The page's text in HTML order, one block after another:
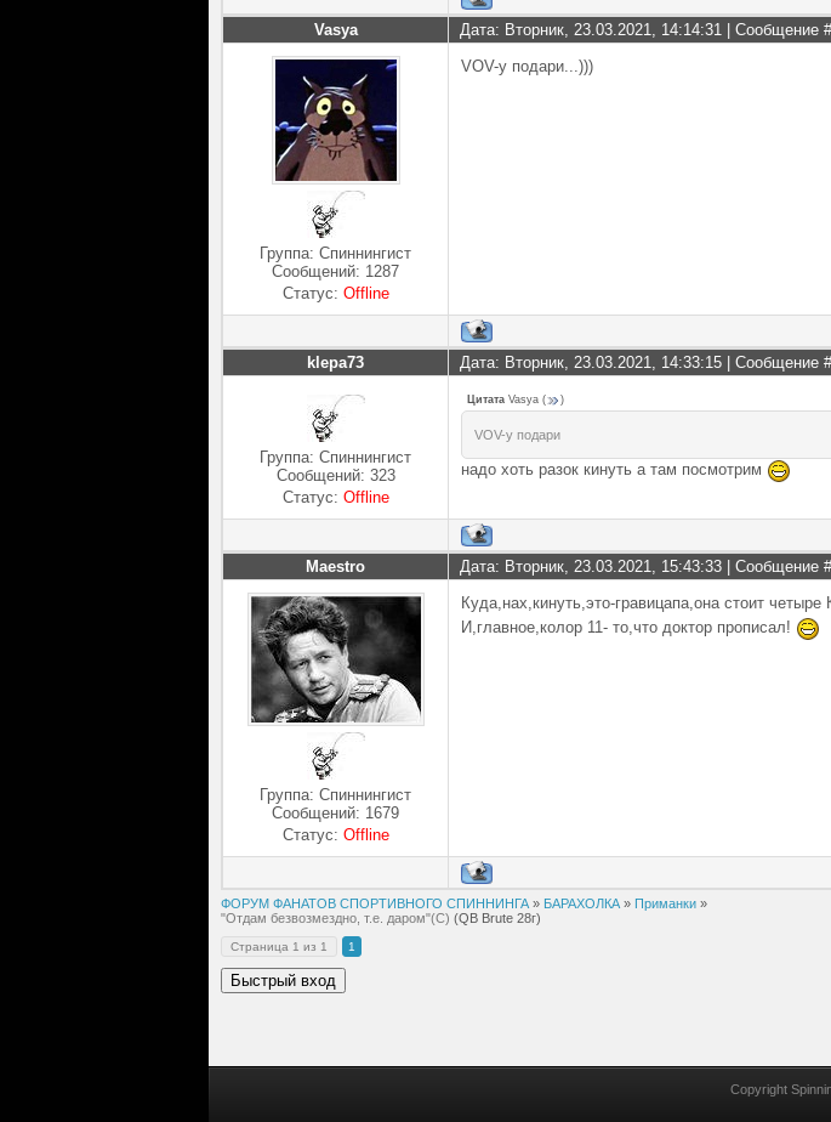
Vasya Дата: Вторник, 23.03.2021, 14:14:31 | Сообщение
Группа: Спиннингист
Сообщений: 1287
Статус: Offline
VOV-у подари...)))
klepa73 Дата: Вторник, 23.03.2021, 14:33:15 | Сообщение
Группа: Спиннингист
Сообщений: 323
Статус: Offline
Цитата Vasya ( )
VOV-у подари
надо хоть разок кинуть а там посмотрим
Maestro Дата: Вторник, 23.03.2021, 15:43:33 | Сообщение
Группа: Спиннингист
Сообщений: 1679
Статус: Offline
Куда,нах,кинуть,это-гравицапа,она стоит
И,главное,колор 11- то,что доктор прописал!
ФОРУМ ФАНАТОВ СПОРТИВНОГО СПИННИНГА » БАРАХОЛКА » Приманки »
"Отдам безвозмездно, т.е. даром"(С) (QB Brute 28г)
Страница 1 из 1 1
Copyright